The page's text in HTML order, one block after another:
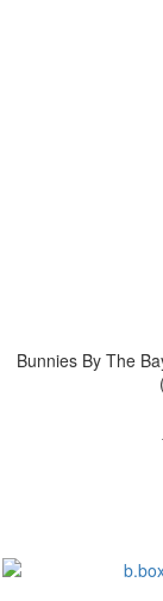
Bunnies By The